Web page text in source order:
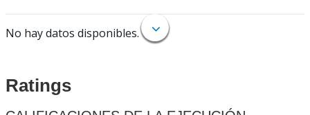
No hay datos disponibles.
Ratings